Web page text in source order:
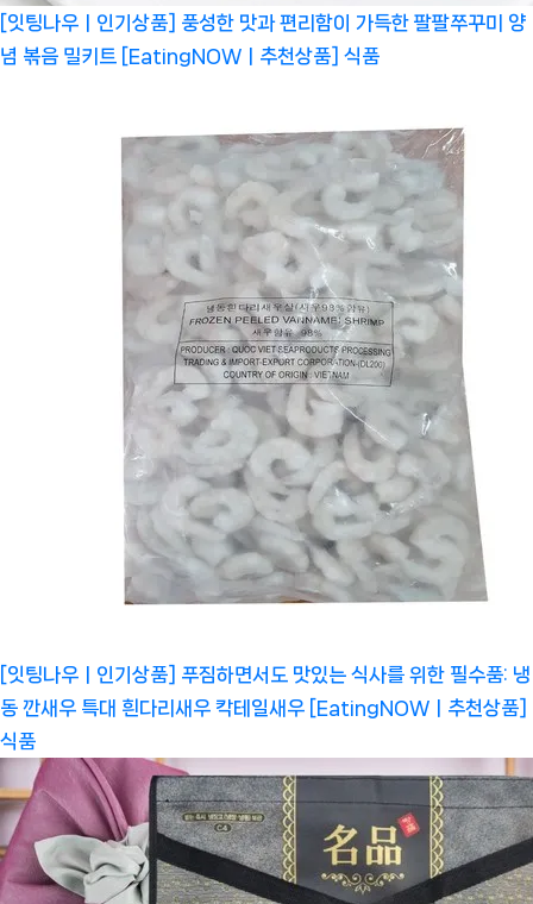
[잇팅나우ㅣ인기상품] 풍성한 맛과 편리함이 가득한 팔팔쭈꾸미 양
념 볶음 밀키트 [EatingNOWㅣ추천상품] 식품
[잇팅나우ㅣ인기상품] 푸짐하면서도 맛있는 식사를 위한 필수품: 냉
동 깐새우 특대 흰다리새우 칵테일새우 [EatingNOWㅣ추천상품]
식품